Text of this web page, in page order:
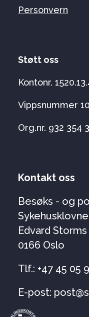
Personvern
Støtt oss
Kontonr.
Vippsnummer
Org.nr. 932 354
Kontakt oss
Besøks - og
Edvard
0166 Oslo
Tlf.: +47 45 05
E-post: